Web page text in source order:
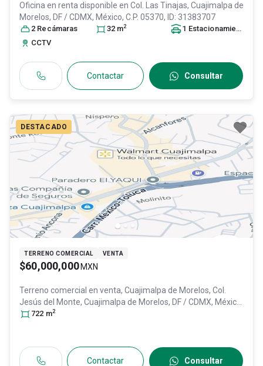
Oficina en renta disponible en Col. Las Tinajas, Cuajimalpa de
Morelos, DF / CDMX, México, C.P. 05370, ID: 31383707
2 Recámaras 32 m2 1 Estacionamiento
CCTV
Contactar Consultar
DESTACADO
TERRENO COMERCIAL VENTA
$60,000,000 MXN
Terreno comercial en venta, Cuajimalpa de Morelos, Col.
Jesús del Monte, Cuajimalpa de Morelos, DF / CDMX, México
C.P. 05260
722 m2
Contactar Consultar